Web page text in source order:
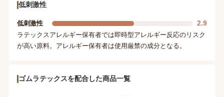
低刺激性
低刺激性 2.9
ラテックスアレルギー保有者では即時型アレルギー反応のリスク
が高い原料。アレルギー保有者は使用厳禁の成分となる。
ゴムラテックスを配合した商品一覧